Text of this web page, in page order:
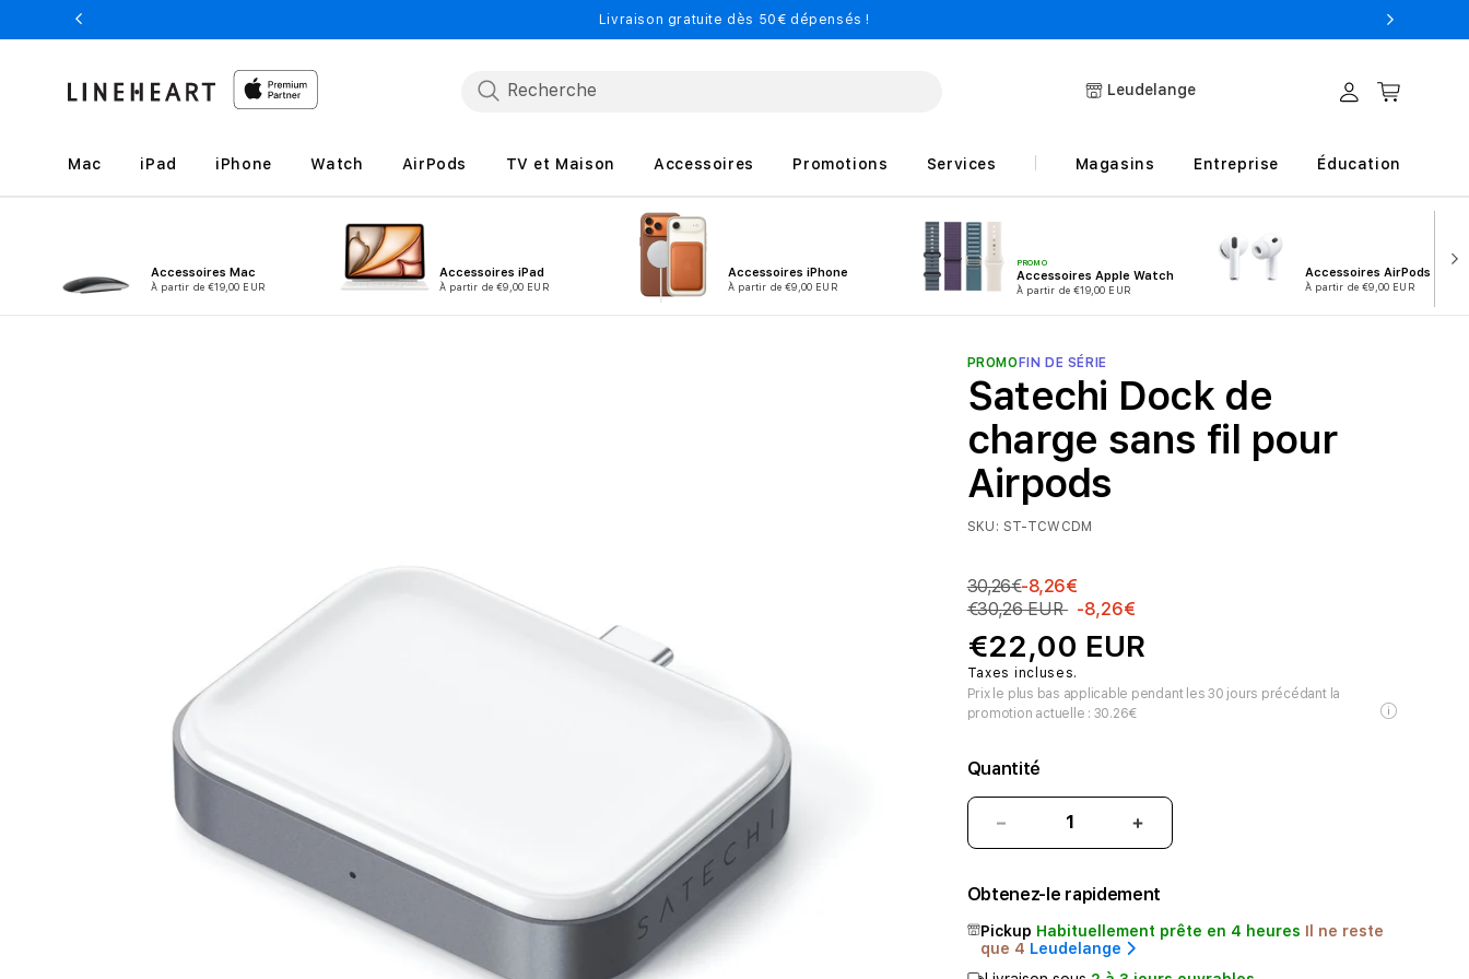
passer
au
Livraison gratuite dès 50€ dépensés !
Leudelange ConnexionPanier
Mac iPad iPhone Watch AirPods TV et Maison Accessoires Promotions Services Magasins Entreprise Éducation
Accessoires Mac
À partir de €19,00 EUR
Accessoires iPad
À partir de €9,00 EUR
Accessoires iPhone
À partir de €9,00 EUR
PROMO
Accessoires Apple Watch
À partir de €19,00 EUR
Accessoires AirPods
À partir de €9,00 EUR
PROMO FIN DE SÉRIE
Satechi Dock de
charge sans fil pour
Airpods
SKU: ST-TCWCDM
30,26€-8,26€
€30,26 EUR -8,26€
€22,00 EUR
Taxes incluses.
Prix le plus bas applicable pendant les 30 jours précédant la
promotion actuelle : 30.26€
Quantité
Réduire
la
de
Satechi
Dock
de
Augmenter
la
de
Satechi
Dock
de
Obtenez-le rapidement
Pickup Habituellement prête en 4 heures Il ne reste
que 4 Leudelange